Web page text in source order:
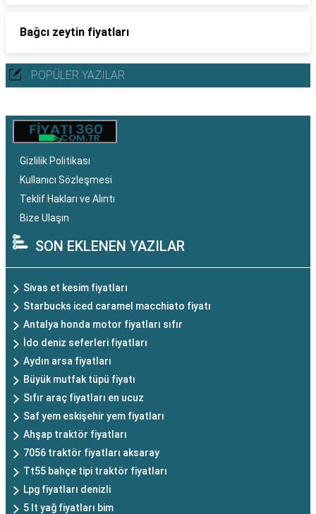
Bağcı zeytin fiyatları
POPÜLER YAZILAR
Gizlilik Politikası
Kullanıcı Sözleşmesi
Teklif Hakları ve Alıntı
Bize Ulaşın
SON EKLENEN YAZILAR
Sivas et kesim fiyatları
Starbucks iced caramel macchiato fiyatı
Antalya honda motor fiyatları sıfır
İdo deniz seferleri fiyatları
Aydın arsa fiyatları
Büyük mutfak tüpü fiyatı
Sıfır araç fiyatları en ucuz
Saf yem eskişehir yem fiyatları
Ahşap traktör fiyatları
7056 traktör fiyatları aksaray
Tt55 bahçe tipi traktör fiyatları
Lpg fiyatları denizli
5 lt yağ fiyatları bim